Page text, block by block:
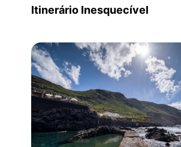
Itinerário Inesquecível